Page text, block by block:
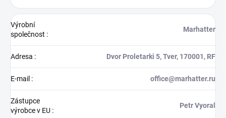
Výrobní
společnost :
Marhatter
Adresa : Dvor Proletarki 5, Tver, 170001, RF
E-mail : office@marhatter.ru
Zástupce
výrobce v EU :
Petr Vyoral